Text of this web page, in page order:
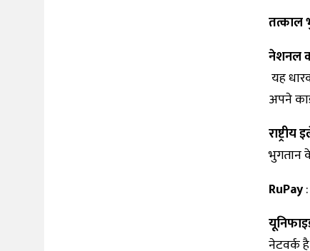
तत्काल
नेशनल
यह
अपने
भुगतान
RuPay:
नेटवर्क